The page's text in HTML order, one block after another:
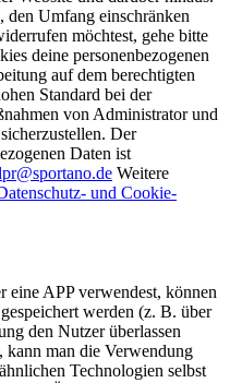
den Umfang einschränken
möchtest, gehe bitte
deine personenbezogenen
auf dem berechtigten
Standard bei der
von Administrator und
Der
Daten ist
Weitere
und Cookie-
eine APP verwendest, können
werden (z. B. über
den Nutzer überlassen
kann man die Verwendung
Technologien selbst